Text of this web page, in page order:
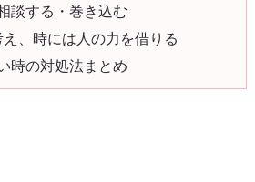
談する・巻き込む
、時には人の力を借りる
時の対処法まとめ